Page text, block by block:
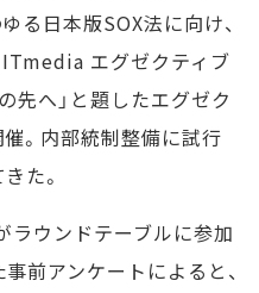
る日本版SOX法に向け、
エグゼクティブ
先へ」と題したエグゼク
。内部統制整備に試行
た。
ウンドテーブルに参加
前アンケートによると、